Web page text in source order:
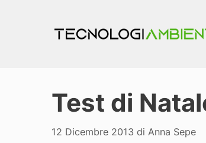
Test di
12 Dicembre 2013 di Anna Sepe